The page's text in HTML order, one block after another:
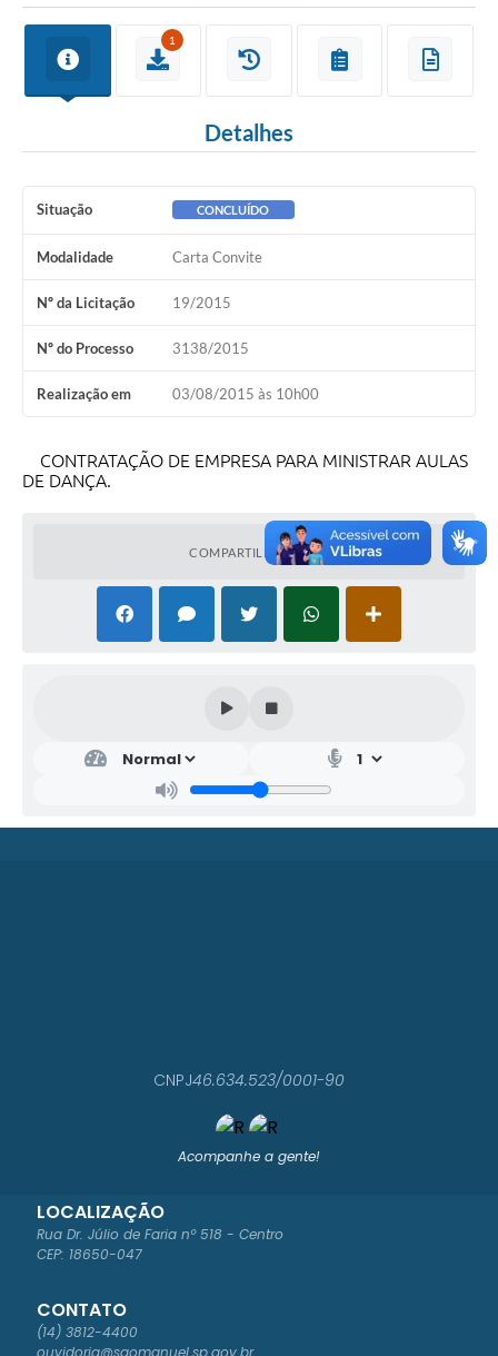
1
Detalhes
Situação CONCLUÍDO
Modalidade Carta Convite
Nº da Licitação 19/2015
Nº do Processo 3138/2015
Realização em 03/08/2015 às 10h00
CONTRATAÇÃO DE EMPRESA PARA MINISTRAR AULAS
DE DANÇA.
COMPARTILHAR
Acompanhe a gente!
LOCALIZAÇÃO
Rua Dr. Júlio de Faria nº 518 - Centro
CEP: 18650-047
CONTATO
(14) 3812-4400
CNPJ46.634.523/0001-90